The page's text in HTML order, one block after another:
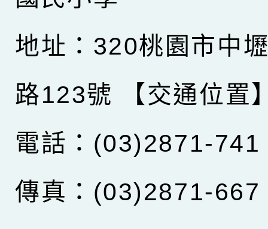
地址：320桃園市中
路123號
【交通位置
電話：(03)2871-741
傳真：(03)2871-667